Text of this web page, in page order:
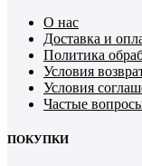
О нас
Доставка и
Политика
Условия
Условия
Частые
ПОКУПКИ